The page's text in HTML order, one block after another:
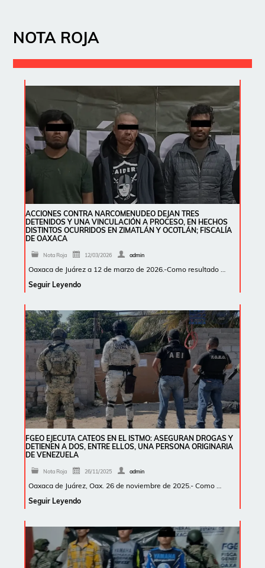
NOTA ROJA
ACCIONES CONTRA NARCOMENUDEO DEJAN TRES
DETENIDOS Y UNA VINCULACIÓN A PROCESO, EN HECHOS
DISTINTOS OCURRIDOS EN ZIMATLÁN Y OCOTLÁN; FISCALÍA
DE OAXACA
Nota Roja 12/03/2026 admin
Oaxaca de Juárez a 12 de marzo de 2026.-Como resultado …
Seguir Leyendo
FGEO EJECUTA CATEOS EN EL ISTMO: ASEGURAN DROGAS Y
DETIENEN A DOS, ENTRE ELLOS, UNA PERSONA ORIGINARIA
DE VENEZUELA
Nota Roja 26/11/2025 admin
Oaxaca de Juárez, Oax. 26 de noviembre de 2025.- Como …
Seguir Leyendo